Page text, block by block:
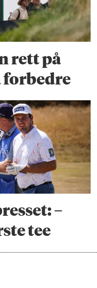
rett på
forbedre
–
tee